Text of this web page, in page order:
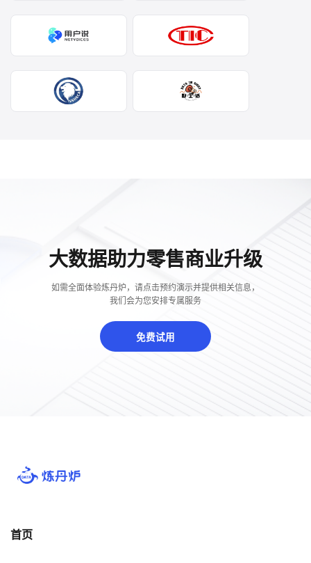
大数据助力零售商业升级
如需全面体验炼丹炉，请点击预约演示并提供相关信息，
我们会为您安排专属服务
免费试用
首页